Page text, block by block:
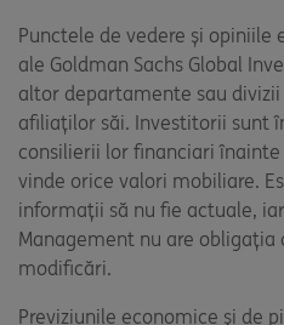
Punctele de vedere și
ale Goldman Sachs Global
altor departamente sau divizii
afiliaților săi. Investitorii sunt
consilierii lor financiari înainte
vinde orice valori mobiliare.
informații să nu fie actuale,
Management nu are obligația
modificări.
Previziunile economice și de